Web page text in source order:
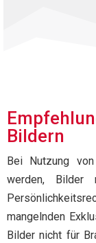
Bildern
Bei Nutzung
werden, Bilder
mangelnden
Bilder nicht für